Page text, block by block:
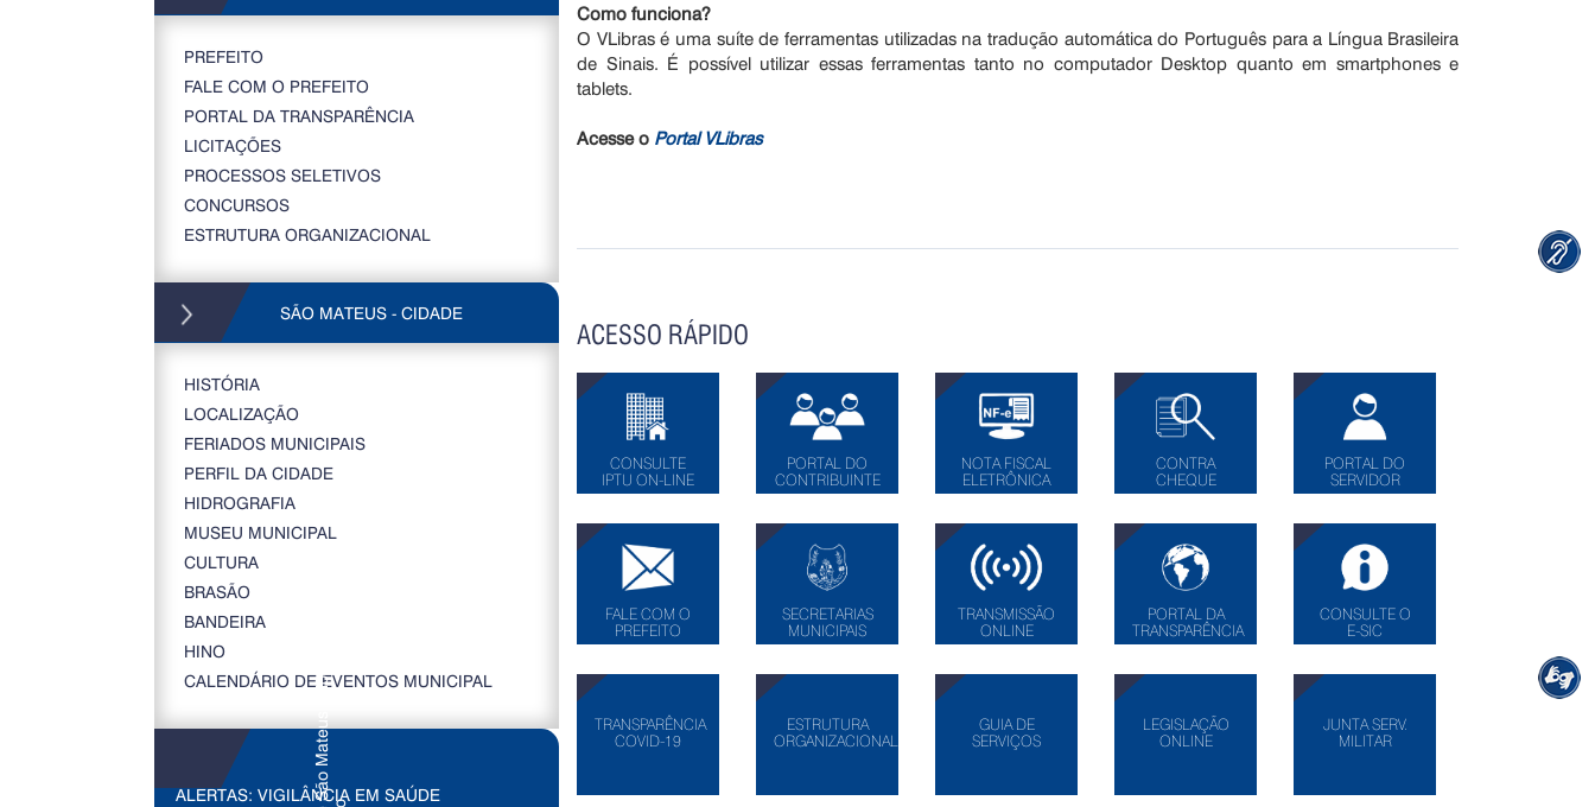
PREFEITO
FALE COM O PREFEITO
PORTAL DA TRANSPARÊNCIA
LICITAÇÕES
PROCESSOS SELETIVOS
CONCURSOS
ESTRUTURA ORGANIZACIONAL
SÃO MATEUS - CIDADE
HISTÓRIA
LOCALIZAÇÃO
FERIADOS MUNICIPAIS
PERFIL DA CIDADE
HIDROGRAFIA
MUSEU MUNICIPAL
CULTURA
BRASÃO
BANDEIRA
HINO
CALENDÁRIO DE EVENTOS MUNICIPAL
ALERTAS: VIGILÂNCIA EM SAÚDE
Como funciona?
O VLibras é uma suíte de ferramentas utilizadas na tradução automática do Português para a Língua Brasileira
de Sinais. É possível utilizar essas ferramentas tanto no computador Desktop quanto em smartphones e
tablets.
Acesse o Portal VLibras
ACESSO RÁPIDO
CONSULTE
IPTU ON-LINE
PORTAL DO
CONTRIBUINTE
NOTA FISCAL
ELETRÔNICA
CONTRA
CHEQUE
PORTAL DO
SERVIDOR
FALE COM O
PREFEITO
SECRETARIAS
MUNICIPAIS
TRANSMISSÃO
ONLINE
PORTAL DA
TRANSPARÊNCIA
CONSULTE O
E-SIC
TRANSPARÊNCIA
COVID-19
ESTRUTURA
ORGANIZACIONAL
GUIA DE
SERVIÇOS
LEGISLAÇÃO
ONLINE
JUNTA SERV.
MILITAR